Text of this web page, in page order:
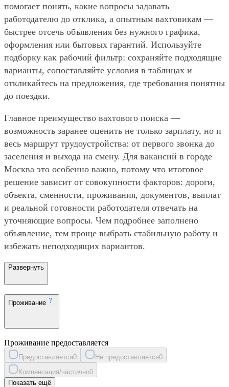
помогает понять, какие вопросы задавать
работодателю до отклика, а опытным вахтовикам —
быстрее отсечь объявления без нужного графика,
оформления или бытовых гарантий. Используйте
подборку как рабочий фильтр: сохраняйте подходящие
варианты, сопоставляйте условия в таблицах и
откликайтесь на предложения, где требования понятны
до поездки.
Главное преимущество вахтового поиска —
возможность заранее оценить не только зарплату, но и
весь маршрут трудоустройства: от первого звонка до
заселения и выхода на смену. Для вакансий в городе
Москва это особенно важно, потому что итоговое
решение зависит от совокупности факторов: дороги,
объекта, сменности, проживания, документов, выплат
и реальной готовности работодателя отвечать на
уточняющие вопросы. Чем подробнее заполнено
объявление, тем проще выбрать стабильную работу и
избежать неподходящих вариантов.
Развернуть
Проживание
Проживание предоставляется
Предоставляется0 Не предоставляется0
Компенсация/частично0
Показать ещё